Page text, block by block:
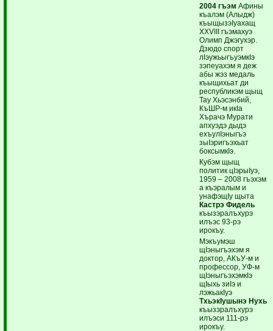
2004 гъэм Афины
къалэм (Алыдж)
къыщызэIуахащ
ХХVIII гъэмахуэ
Олимп Джэгухэр.
Дзюдо спорт
лIэужьыгъуэмкIэ
зэпеуахэм я деж
абы жэз медаль
къыщихьат ди
республикэм щыщ
Тау Хьэсэнбий,
КъШР-м икIа
Хърачэ Мурати
апхуэдэ дыдэ
ехъулIэныгъэ
зыIэригъэхьат
боксымкIэ.
Кубэм щыщ
политик цIэрыIуэ,
1959 – 2008 гъэхэм
а къэралым и
унафэщIу щыта
Кастрэ Фидель
къызэралъхурэ
илъэс 93-рэ
ирокъу.
Мэкъумэш
щIэныгъэхэм я
доктор, АКъУ-м и
профессор, УФ-м
щIэныгъэхэмкIэ
щIыхь зиIэ и
лэжьакIуэ
ТхьэкIушынэ Нухь
къызэралъхурэ
илъэси 111-рэ
ирокъу.